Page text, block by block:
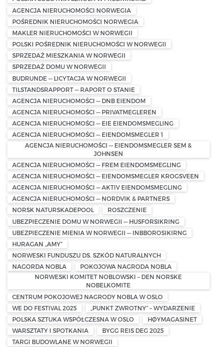
AGENCJA NIERUCHOMOŚCI NORWEGIA
POŚREDNIK NIERUCHOMOŚCI NORWEGIA
MAKLER NIERUCHOMOŚCI W NORWEGII
POLSKI POŚREDNIK NIERUCHOMOŚCI W NORWEGII
SPRZEDAŻ MIESZKANIA W NORWEGII
SPRZEDAŻ DOMU W NORWEGII
BUDRUNDE — LICYTACJA W NORWEGII
TILSTANDSRAPPORT — RAPORT O STANIE
AGENCJA NIERUCHOMOŚCI — DNB EIENDOM
AGENCJA NIERUCHOMOŚCI — PRIVATMEGLEREN
AGENCJA NIERUCHOMOŚCI — EIE EIENDOMSMEGLING
AGENCJA NIERUCHOMOŚCI — EIENDOMSMEGLER 1
AGENCJA NIERUCHOMOŚCI — EIENDOMSMEGLER SEM &
JOHNSEN
AGENCJA NIERUCHOMOŚCI — FREM EIENDOMSMEGLING
AGENCJA NIERUCHOMOŚCI — EIENDOMSMEGLER KROGSVEEN
AGENCJA NIERUCHOMOŚCI — AKTIV EIENDOMSMEGLING
AGENCJA NIERUCHOMOŚCI — NORDVIK & PARTNERS
NORSK NATURSKADEPOOL
ROSZCZENIE
UBEZPIECZENIE DOMU W NORWEGII — HUSFORSIKRING
UBEZPIECZENIE MIENIA W NORWEGII — INBBOROSIKIRNG
HURAGAN „AMY”
NORWESKI FUNDUSZU DS. SZKÓD NATURALNYCH
NAGORDA NOBLA
POKOJOWA NAGRODA NOBLA
NORWESKI KOMITET NOBLOWSKI – DEN NORSKE
NOBELKOMITE
CENTRUM POKOJOWEJ NAGRODY NOBLA W OSLO
WE DO FESTIVAL 2025
„PUNKT ZWROTNY” – WYDARZENIE
POLSKA SZTUKA WSPÓŁCZESNA W OSLO
HØYMAGASINET
WARSZTATY I SPOTKANIA
BYGG REIS DEG 2025
TARGI BUDOWLANE W NORWEGII